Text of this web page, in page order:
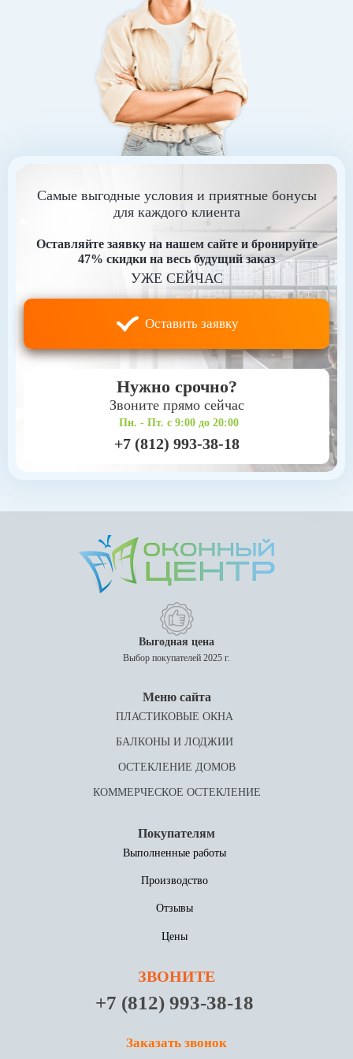
Самые выгодные условия и приятные бонусы
для каждого клиента
Оставляйте заявку на нашем сайте и бронируйте
47% скидки на весь будущий заказ
УЖЕ СЕЙЧАС
Оставить заявку
Нужно срочно?
Звоните прямо сейчас
Пн. - Пт. с 9:00 до 20:00
+7 (812) 993-38-18
Выгодная цена
Выбор покупателей 2025 г.
Меню сайта
ПЛАСТИКОВЫЕ ОКНА
БАЛКОНЫ И ЛОДЖИИ
ОСТЕКЛЕНИЕ ДОМОВ
КОММЕРЧЕСКОЕ ОСТЕКЛЕНИЕ
Покупателям
Выполненные работы
Производство
Отзывы
Цены
ЗВОНИТЕ
+7 (812) 993-38-18
Заказать звонок